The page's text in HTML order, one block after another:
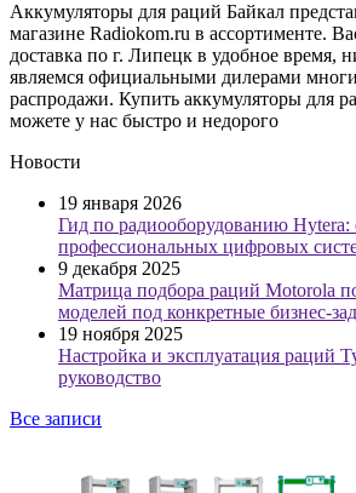
Аккумуляторы для раций Байкал
магазине Radiokom.ru в ассортименте.
доставка по г. Липецк в удобное время,
являемся официальными дилерами
распродажи. Купить аккумуляторы для
можете у нас быстро и недорого
Новости
19 января 2026
Гид по радиооборудованию Hytera:
профессиональных цифровых
9 декабря 2025
Матрица подбора раций Motorola
моделей под конкретные бизнес-
19 ноября 2025
Настройка и эксплуатация раций
руководство
Все записи